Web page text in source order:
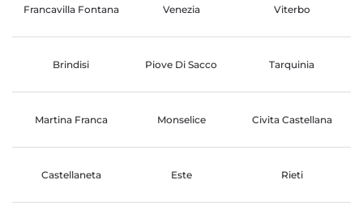
Francavilla Fontana Venezia Viterbo
Brindisi Piove Di Sacco Tarquinia
Martina Franca Monselice Civita Castellana
Castellaneta Este Rieti